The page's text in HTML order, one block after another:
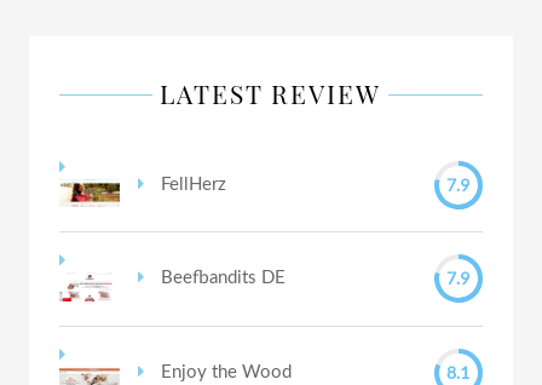
LATEST REVIEW
FellHerz 7.9
Beefbandits DE 7.9
Enjoy the Wood 8.1